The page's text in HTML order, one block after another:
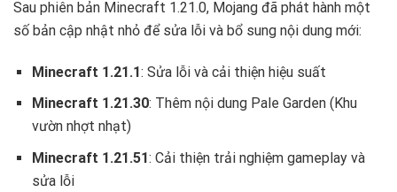
Sau phiên bản Minecraft 1.21.0, Mojang đã phát hành một
số bản cập nhật nhỏ để sửa lỗi và bổ sung nội dung mới:
Minecraft 1.21.1: Sửa lỗi và cải thiện hiệu suất
Minecraft 1.21.30: Thêm nội dung Pale Garden (Khu
vườn nhợt nhạt)
Minecraft 1.21.51: Cải thiện trải nghiệm gameplay và
sửa lỗi